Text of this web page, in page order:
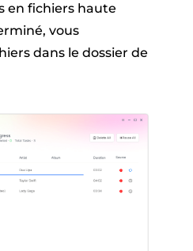
en fichiers haute
vous
dans le dossier de